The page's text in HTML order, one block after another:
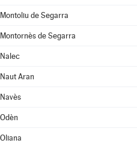
Montoliu de Segarra
Montornès de Segarra
Nalec
Naut Aran
Navès
Odèn
Oliana